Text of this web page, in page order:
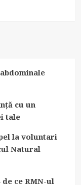
cu un
tale
la voluntari
Natural
ce RMN-ul